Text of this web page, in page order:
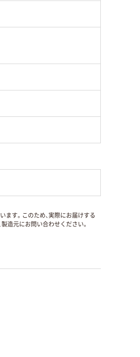
ます。このため、実際にお届けする
造元にお問い合わせください。